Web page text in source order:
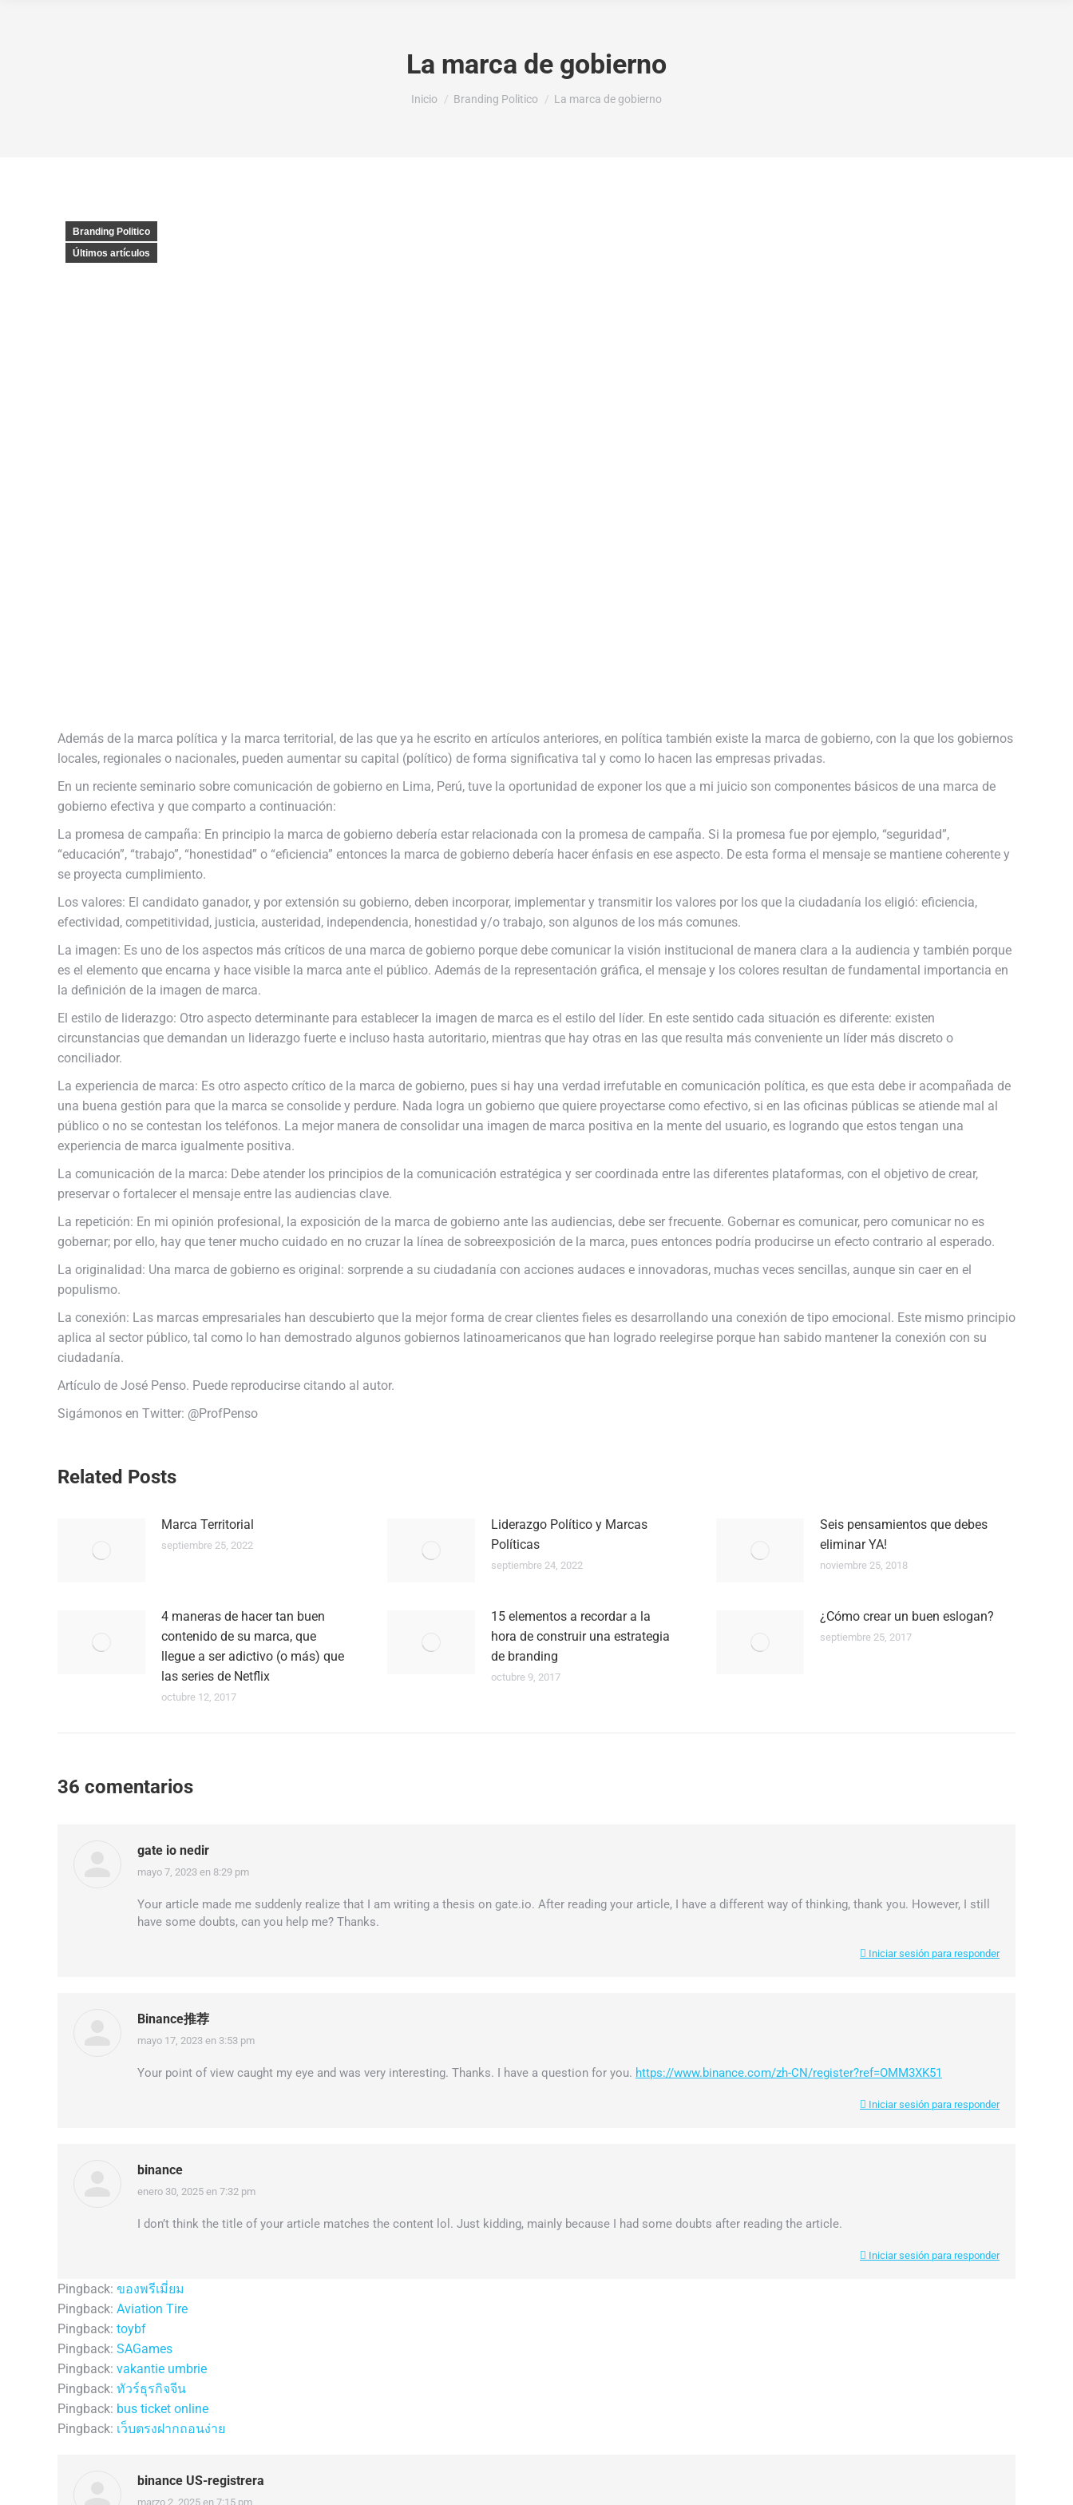
La marca de gobierno
Estás aquí:
Inicio Branding Politico La marca de gobierno
Branding Politico
Últimos artículos
Además de la marca política y la marca territorial, de las que ya he escrito en artículos anteriores, en política también existe la marca de gobierno, con la que los gobiernos
locales, regionales o nacionales, pueden aumentar su capital (político) de forma significativa tal y como lo hacen las empresas privadas.
En un reciente seminario sobre comunicación de gobierno en Lima, Perú, tuve la oportunidad de exponer los que a mi juicio son componentes básicos de una marca de
gobierno efectiva y que comparto a continuación:
La promesa de campaña: En principio la marca de gobierno debería estar relacionada con la promesa de campaña. Si la promesa fue por ejemplo, “seguridad”,
“educación”, “trabajo”, “honestidad” o “eficiencia” entonces la marca de gobierno debería hacer énfasis en ese aspecto. De esta forma el mensaje se mantiene coherente y
se proyecta cumplimiento.
Los valores: El candidato ganador, y por extensión su gobierno, deben incorporar, implementar y transmitir los valores por los que la ciudadanía los eligió: eficiencia,
efectividad, competitividad, justicia, austeridad, independencia, honestidad y/o trabajo, son algunos de los más comunes.
La imagen: Es uno de los aspectos más críticos de una marca de gobierno porque debe comunicar la visión institucional de manera clara a la audiencia y también porque
es el elemento que encarna y hace visible la marca ante el público. Además de la representación gráfica, el mensaje y los colores resultan de fundamental importancia en
la definición de la imagen de marca.
El estilo de liderazgo: Otro aspecto determinante para establecer la imagen de marca es el estilo del líder. En este sentido cada situación es diferente: existen
circunstancias que demandan un liderazgo fuerte e incluso hasta autoritario, mientras que hay otras en las que resulta más conveniente un líder más discreto o
conciliador.
La experiencia de marca: Es otro aspecto crítico de la marca de gobierno, pues si hay una verdad irrefutable en comunicación política, es que esta debe ir acompañada de
una buena gestión para que la marca se consolide y perdure. Nada logra un gobierno que quiere proyectarse como efectivo, si en las oficinas públicas se atiende mal al
público o no se contestan los teléfonos. La mejor manera de consolidar una imagen de marca positiva en la mente del usuario, es logrando que estos tengan una
experiencia de marca igualmente positiva.
La comunicación de la marca: Debe atender los principios de la comunicación estratégica y ser coordinada entre las diferentes plataformas, con el objetivo de crear,
preservar o fortalecer el mensaje entre las audiencias clave.
La repetición: En mi opinión profesional, la exposición de la marca de gobierno ante las audiencias, debe ser frecuente. Gobernar es comunicar, pero comunicar no es
gobernar; por ello, hay que tener mucho cuidado en no cruzar la línea de sobreexposición de la marca, pues entonces podría producirse un efecto contrario al esperado.
La originalidad: Una marca de gobierno es original: sorprende a su ciudadanía con acciones audaces e innovadoras, muchas veces sencillas, aunque sin caer en el
populismo.
La conexión: Las marcas empresariales han descubierto que la mejor forma de crear clientes fieles es desarrollando una conexión de tipo emocional. Este mismo principio
aplica al sector público, tal como lo han demostrado algunos gobiernos latinoamericanos que han logrado reelegirse porque han sabido mantener la conexión con su
ciudadanía.
Artículo de José Penso. Puede reproducirse citando al autor.
Sigámonos en Twitter: @ProfPenso
Navegación
publicaciones
Related Posts
Marca Territorial
septiembre 25, 2022
Liderazgo Político y Marcas
Políticas
septiembre 24, 2022
Seis pensamientos que debes
eliminar YA!
noviembre 25, 2018
4 maneras de hacer tan buen
contenido de su marca, que
llegue a ser adictivo (o más) que
las series de Netflix
octubre 12, 2017
15 elementos a recordar a la
hora de construir una estrategia
de branding
octubre 9, 2017
¿Cómo crear un buen eslogan?
septiembre 25, 2017
36 comentarios
gate io nedir
dice:
mayo 7, 2023 en 8:29 pm
Your article made me suddenly realize that I am writing a thesis on gate.io. After reading your article, I have a different way of thinking, thank you. However, I still
have some doubts, can you help me? Thanks.
Iniciar sesión para responder
Binance推荐
dice:
mayo 17, 2023 en 3:53 pm
Your point of view caught my eye and was very interesting. Thanks. I have a question for you. https://www.binance.com/zh-CN/register?ref=OMM3XK51
Iniciar sesión para responder
binance
dice:
enero 30, 2025 en 7:32 pm
I don’t think the title of your article matches the content lol. Just kidding, mainly because I had some doubts after reading the article.
Iniciar sesión para responder
Pingback: ของพรีเมี่ยม
Pingback: Aviation Tire
Pingback: toybf
Pingback: SAGames
Pingback: vakantie umbrie
Pingback: ทัวร์ธุรกิจจีน
Pingback: bus ticket online
Pingback: เว็บตรงฝากถอนง่าย
binance US-registrera
marzo 2, 2025 en 7:15 pm